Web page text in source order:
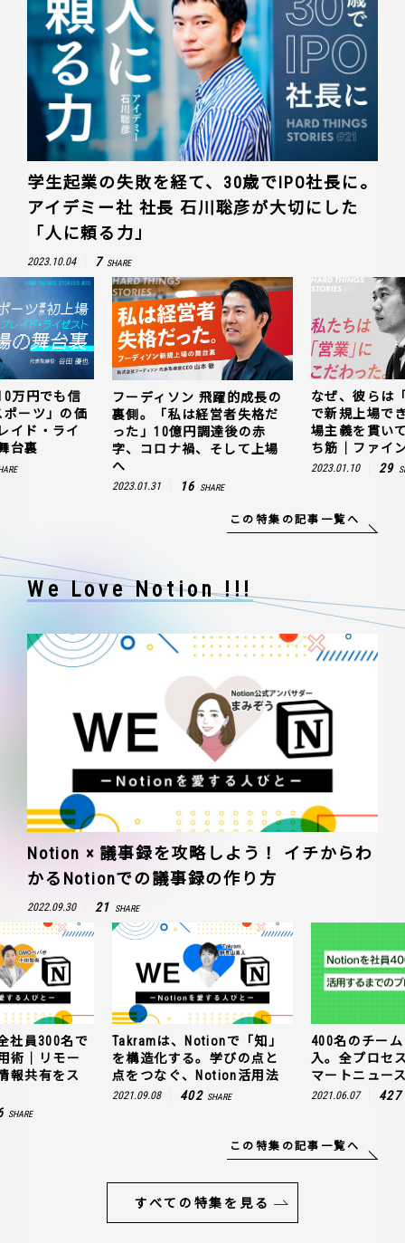
学生起業の失敗を経て、30歳でIPO社長に。
アイデミー社 社長 石川聡彦が大切にした
「人に頼る力」
2023.10.04 7 SHARE
万円でも信
ーツ」の価
イド・ライ
台裏
フーディソン 飛躍的成長の
裏側。「私は経営者失格だ
った」10億円調達後の赤
字、コロナ禍、そして上場
へ
2023.01.31 16 SHARE
なぜ、彼らは
で新規上場で
場主義を貫い
ち筋｜ファイ
2023.01.10 29
この特集の記事一覧へ
We Love Notion !!!
Notion × 議事録を攻略しよう！ イチからわ
かるNotionでの議事録の作り方
2022.09.30 21 SHARE
社員300名で
術｜リモー
報共有をス
SHARE
Takramは、Notionで「知」
を構造化する。学びの点と
点をつなぐ、Notion活用法
2021.09.08 402 SHARE
400名のチー
入。全プロセ
マートニュー
2021.06.07 427
この特集の記事一覧へ
すべての特集を見る